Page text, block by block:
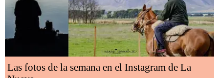
Las fotos de la semana en el Instagram de La